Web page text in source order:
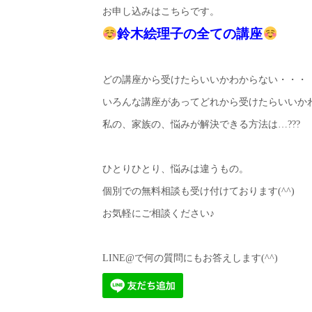
お申し込みはこちらです。
鈴木絵理子の全ての講座
どの講座から受けたらいいかわからない・・・
いろんな講座があってどれから受けたらいい
私の、家族の、悩みが解決できる方法は…???
ひとりひとり、悩みは違うもの。
個別での無料相談も受け付けております(^^)
お気軽にご相談ください♪
LINE@で何の質問にもお答えします(^^)